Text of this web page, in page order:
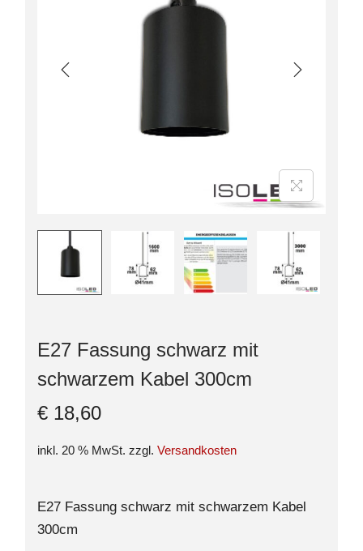
E27 Fassung schwarz mit
schwarzem Kabel 300cm
€ 18,60
inkl. 20 % MwSt. zzgl. Versandkosten
E27 Fassung schwarz mit schwarzem Kabel
300cm